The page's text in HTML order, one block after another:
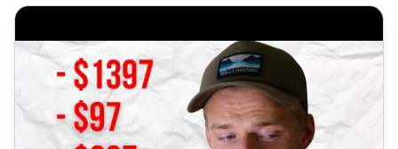
Megéri-e valóban befektetni affiliate marketing